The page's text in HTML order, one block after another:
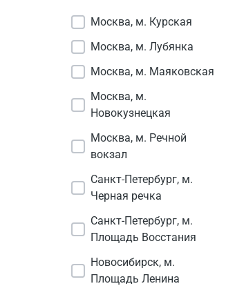
Москва, м. Курская
Москва, м. Лубянка
Москва, м. Маяковская
Москва, м.
Новокузнецкая
Москва, м. Речной
вокзал
Санкт-Петербург, м.
Черная речка
Санкт-Петербург, м.
Площадь Восстания
Новосибирск, м.
Площадь Ленина